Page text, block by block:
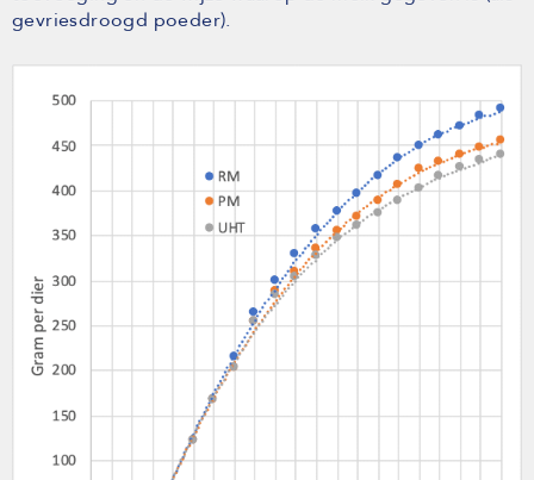
gevriesdroogd poeder).